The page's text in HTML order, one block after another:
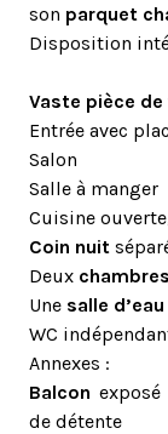
son parquet
Disposition
Vaste pièce de
Entrée avec
Salon
Salle à manger
Cuisine
Coin nuit
Deux chambres
Une salle
WC
Annexes :
Balcon exposé
de détente